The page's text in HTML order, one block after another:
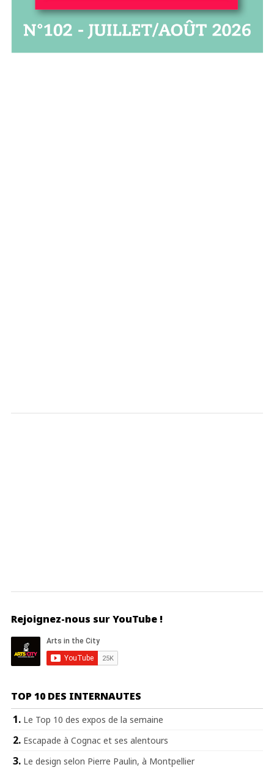
Rejoignez-nous sur YouTube !
TOP 10 DES INTERNAUTES
Le Top 10 des expos de la semaine
Escapade à Cognac et ses alentours
Le design selon Pierre Paulin, à Montpellier